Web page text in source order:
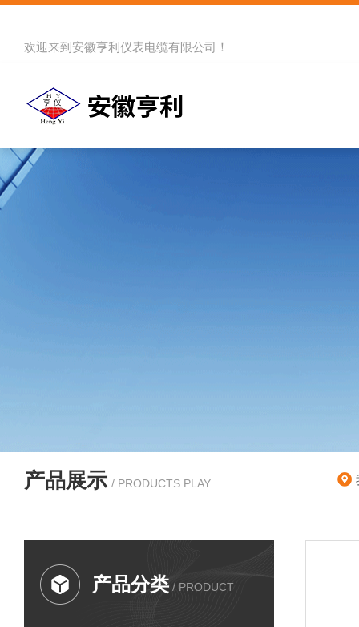
欢迎来到 安徽亨利仪表电缆有限公司 ！
产品展示 / PRODUCTS PLAY
产品分类 / PRODUCT